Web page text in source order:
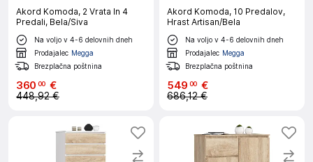
Akord Komoda, 2 Vrata In 4
Predali, Bela/Siva
Na voljo v 4-6 delovnih dneh
Prodajalec Megga
Brezplačna poštnina
360 00 €
448,92 €
Akord Komoda, 10 Predalov,
Hrast Artisan/Bela
Na voljo v 4-6 delovnih dneh
Prodajalec Megga
Brezplačna poštnina
549 00 €
686,12 €